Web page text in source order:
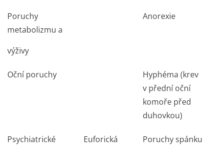
Poruchy
metabolizmu a
výživy
Anorexie
Oční poruchy
Hyphéma (krev
v přední oční
komoře před
duhovkou)
Psychiatrické
Euforická
Poruchy spánku